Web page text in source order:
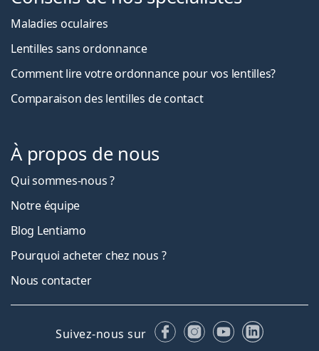
Maladies oculaires
Lentilles sans ordonnance
Comment lire votre ordonnance pour vos lentilles?
Comparaison des lentilles de contact
À propos de nous
Qui sommes-nous ?
Notre équipe
Blog Lentiamo
Pourquoi acheter chez nous ?
Nous contacter
Suivez-nous sur FacebookInstagram
YouTubeLinkedIn